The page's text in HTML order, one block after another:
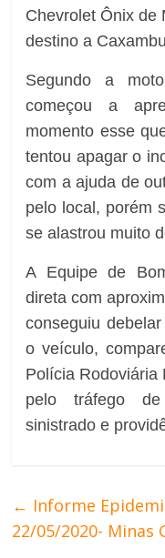
Chevrolet Ônix de
destino a
Segundo a
começou a
momento esse
tentou apagar o
com a ajuda de
pelo local, porém
se alastrou muito
A Equipe de
direta com
conseguiu
o veículo,
Polícia Rodoviária
pelo tráfego de
sinistrado e
← Informe
22/05/2020- Minas